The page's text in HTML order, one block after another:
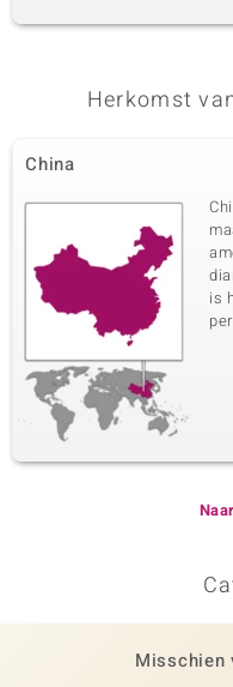
Herkomst
China
is
Misschien